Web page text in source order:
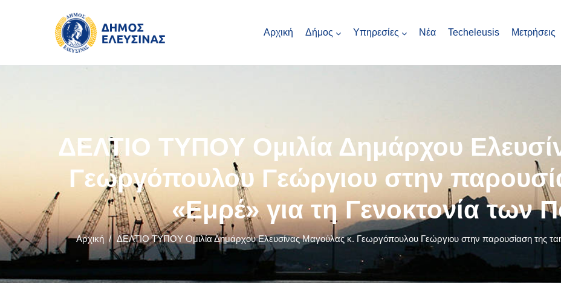
Αρχική Δήμος Υπηρεσίες Νέα Techeleusis Μετρήσεις
ΔΕΛΤΙΟ ΤΥΠΟΥ Ομιλία Δημάρχου
Γεωργόπουλου Γεώργιου στην
«Εμρέ» για τη Γενοκτονία των
Αρχική / ΔΕΛΤΙΟ ΤΥΠΟΥ Ομιλία Δημάρχου Ελευσίνας Μαγούλας κ. Γεωργόπουλου Γεώργιου στην παρουσίαση της